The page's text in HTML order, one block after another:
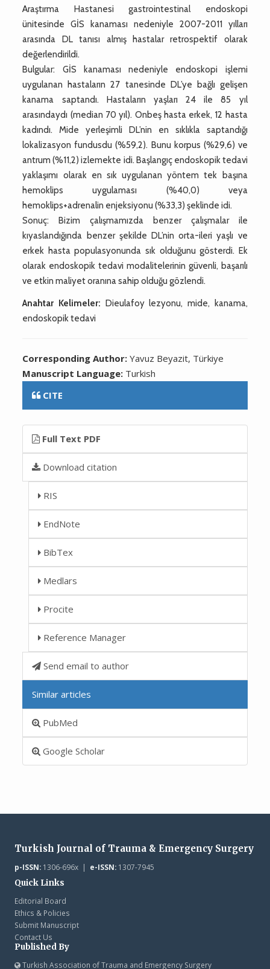
Araştırma Hastanesi gastrointestinal endoskopi
ünitesinde GİS kanaması nedeniyle 2007-2011 yılları
arasında DL tanısı almış hastalar retrospektif olarak
değerlendirildi.
Bulgular: GİS kanaması nedeniyle endoskopi işlemi
uygulanan hastaların 27 tanesinde DL’ye bağlı gelişen
kanama saptandı. Hastaların yaşları 24 ile 85 yıl
arasındaydı (median 70 yıl). Onbeş hasta erkek, 12 hasta
kadındı. Mide yerleşimli DL’nin en sıklıkla saptandığı
lokalizasyon fundusdu (%59,2). Bunu korpus (%29,6) ve
antrum (%11,2) izlemekte idi. Başlangıç endoskopik tedavi
yaklaşımı olarak en sık uygulanan yöntem tek başına
hemoklips uygulaması (%40,0) veya
hemoklips+adrenalin enjeksiyonu (%33,3) şeklinde idi.
Sonuç: Bizim çalışmamızda benzer çalışmalar ile
kıyaslandığında benzer şekilde DL’nin orta-ileri yaşlı ve
erkek hasta populasyonunda sık olduğunu gösterdi. Ek
olarak endoskopik tedavi modalitelerinin güvenli, başarılı
ve etkin maliyet oranına sahip olduğu gözlendi.
Anahtar Kelimeler: Dieulafoy lezyonu, mide, kanama,
endoskopik tedavi
Corresponding Author:Yavuz Beyazit, Türkiye
Manuscript Language: Turkish
CITE
Full Text PDF
Download citation
RIS
EndNote
BibTex
Medlars
Procite
Reference Manager
Send email to author
Similar articles
PubMed
Google Scholar
Turkish Journal of Trauma & Emergency Surgery
p-ISSN:1306-696x | e-ISSN:1307-7945
Quick Links
Editorial Board
Ethics & Policies
Submit Manuscript
Contact Us
Published By
Turkish Association of Trauma and Emergency Surgery